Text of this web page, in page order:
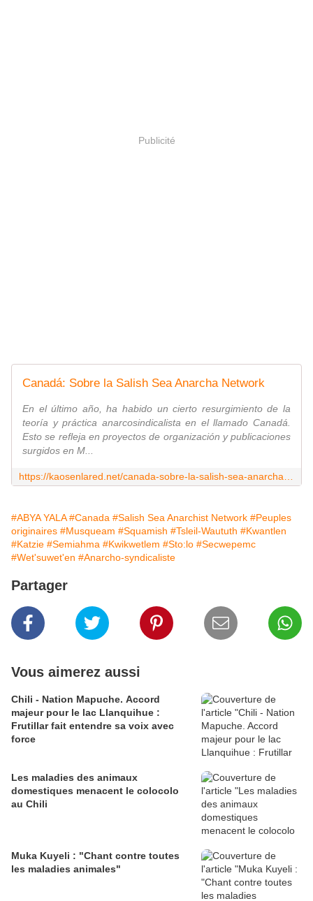
Publicité
Canadá: Sobre la Salish Sea Anarcha Network
En el último año, ha habido un cierto resurgimiento de la
teoría y práctica anarcosindicalista en el llamado Canadá.
Esto se refleja en proyectos de organización y publicaciones
surgidos en M...
#ABYA YALA #Canada #Salish Sea Anarchist Network #Peuples
originaires #Musqueam #Squamish #Tsleil-Waututh #Kwantlen
#Katzie #Semiahma #Kwikwetlem #Sto:lo #Secwepemc
#Wet'suwet'en #Anarcho-syndicaliste
Partager
Vous aimerez aussi
Chili - Nation Mapuche. Accord
majeur pour le lac Llanquihue :
Frutillar fait entendre sa voix avec
force
Les maladies des animaux
domestiques menacent le colocolo
au Chili
Muka Kuyeli : "Chant contre toutes
les maladies animales"